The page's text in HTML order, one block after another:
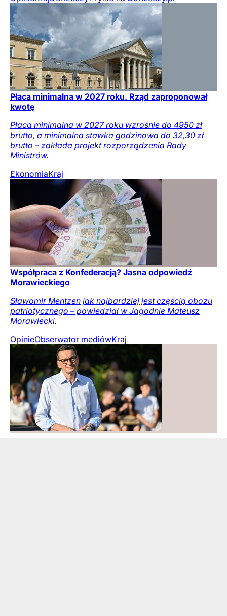
Płaca minimalna w 2027 roku. Rząd zaproponował
kwotę
Płaca minimalna w 2027 roku wzrośnie do 4950 zł
brutto, a minimalna stawka godzinowa do 32,30 zł
brutto – zakłada projekt rozporządzenia Rady
Ministrów.
EkonomiaKraj
Współpraca z Konfederacją? Jasna odpowiedź
Morawieckiego
Sławomir Mentzen jak najbardziej jest częścią obozu
patriotycznego – powiedział w Jagodnie Mateusz
Morawiecki.
OpinieObserwator mediówKraj